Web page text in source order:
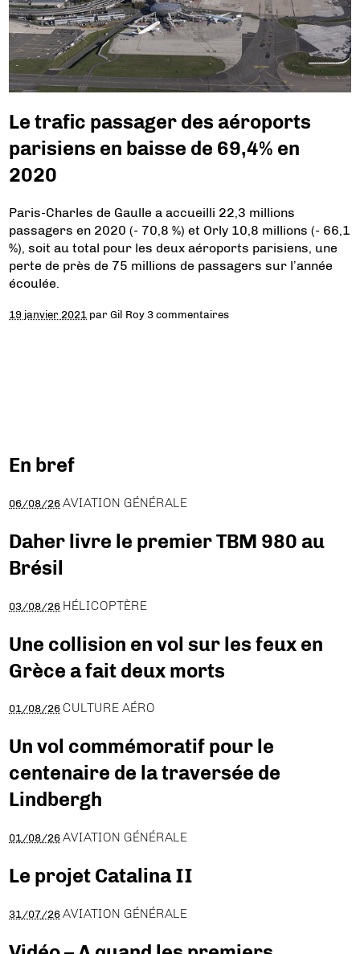
Le trafic passager des aéroports
parisiens en baisse de 69,4% en
2020
Paris-Charles de Gaulle a accueilli 22,3 millions
passagers en 2020 (- 70,8 %) et Orly 10,8 millions (- 66,1
%), soit au total pour les deux aéroports parisiens, une
perte de près de 75 millions de passagers sur l’année
écoulée.
19 janvier 2021 parGil Roy 3 commentaires
En bref
06/08/26 AVIATION GÉNÉRALE
Daher livre le premier TBM 980 au
Brésil
03/08/26 HÉLICOPTÈRE
Une collision en vol sur les feux en
Grèce a fait deux morts
01/08/26 CULTURE AÉRO
Un vol commémoratif pour le
centenaire de la traversée de
Lindbergh
01/08/26 AVIATION GÉNÉRALE
Le projet Catalina II
31/07/26 AVIATION GÉNÉRALE